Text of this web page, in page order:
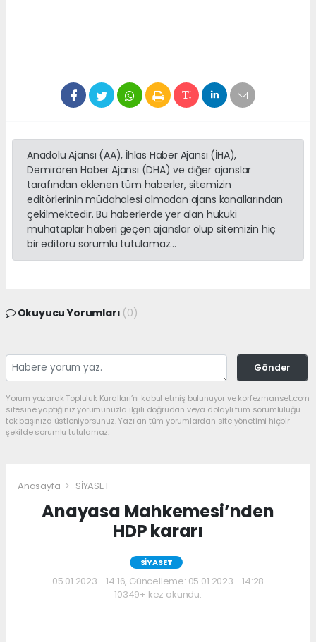
Anadolu Ajansı (AA), İhlas Haber Ajansı (İHA),
Demirören Haber Ajansı (DHA) ve diğer ajanslar
tarafından eklenen tüm haberler, sitemizin
editörlerinin müdahalesi olmadan ajans kanallarından
çekilmektedir. Bu haberlerde yer alan hukuki
muhataplar haberi geçen ajanslar olup sitemizin hiç
bir editörü sorumlu tutulamaz...
Okuyucu Yorumları (0)
Gönder
Yorum yazarak Topluluk Kuralları’nı kabul etmiş bulunuyor ve korfezmanset.com
sitesine yaptığınız yorumunuzla ilgili doğrudan veya dolaylı tüm sorumluluğu
tek başınıza üstleniyorsunuz. Yazılan tüm yorumlardan site yönetimi hiçbir
şekilde sorumlu tutulamaz.
Anasayfa SİYASET
Anayasa Mahkemesi’nden
HDP kararı
SİYASET
05.01.2023 - 14:16, Güncelleme: 05.01.2023 - 14:28
10349+ kez okundu.